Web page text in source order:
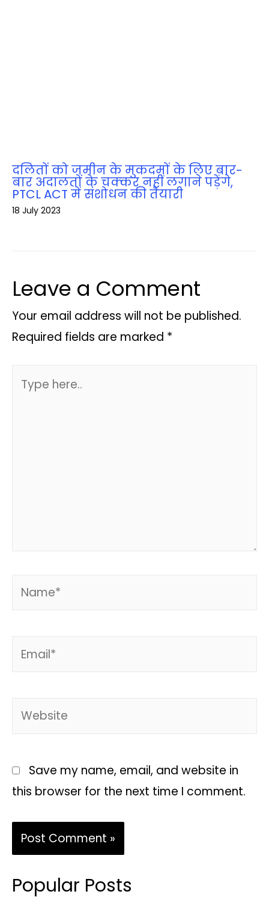
दलितों को जमीन के मुकदमों के लिए बार-
बार अदालतों के चक्‍कर नहीं लगाने पड़ेंगे,
PTCL ACT में संशोधन की तैयारी
18 July 2023
Leave a Comment
Your email address will not be published.
Required fields are marked *
Save my name, email, and website in
this browser for the next time I comment.
Popular Posts